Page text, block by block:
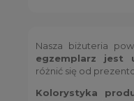
Nasza biżuteria
egzemplarz jest
różnić się od
Kolorystyka